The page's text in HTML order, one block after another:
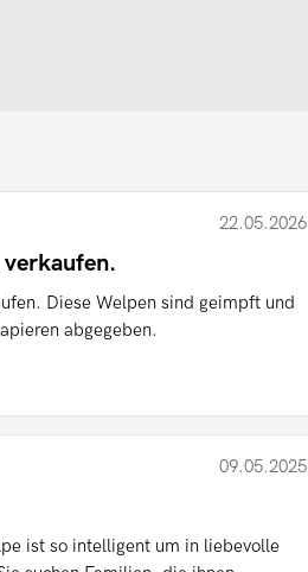
22.05.2026
Diese Welpen sind geimpft und
abgegeben.
09.05.2025
ist so intelligent um in liebevolle